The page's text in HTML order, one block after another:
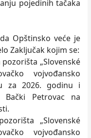
pojedinih tačaka
Opštinsko veće je
Zaključak kojim se:
„Slovenské
vojvođansko
za 2026. godinu i
Bački Petrovac na
„Slovenské
vojvođansko